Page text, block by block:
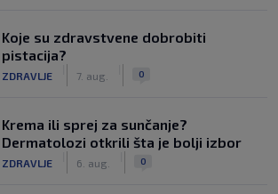
Koje su zdravstvene dobrobiti
pistacija?
ZDRAVLJE 7. aug. 0
Krema ili sprej za sunčanje?
Dermatolozi otkrili šta je bolji izbor
ZDRAVLJE 6. aug. 0